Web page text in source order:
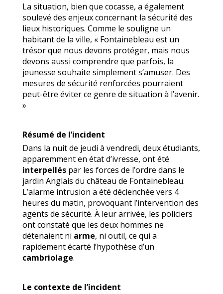
La situation, bien que cocasse, a également
soulevé des enjeux concernant la sécurité des
lieux historiques. Comme le souligne un
habitant de la ville, « Fontainebleau est un
trésor que nous devons protéger, mais nous
devons aussi comprendre que parfois, la
jeunesse souhaite simplement s’amuser. Des
mesures de sécurité renforcées pourraient
peut-être éviter ce genre de situation à l’avenir.
»
Résumé de l’incident
Dans la nuit de jeudi à vendredi, deux étudiants,
apparemment en état d’ivresse, ont été
interpelléspar les forces de l’ordre dans le
jardin Anglais du château de Fontainebleau.
L’alarme intrusion a été déclenchée vers 4
heures du matin, provoquant l’intervention des
agents de sécurité. À leur arrivée, les policiers
ont constaté que les deux hommes ne
détenaient ni arme, ni outil, ce qui a
rapidement écarté l’hypothèse d’un
cambriolage.
Le contexte de l’incident